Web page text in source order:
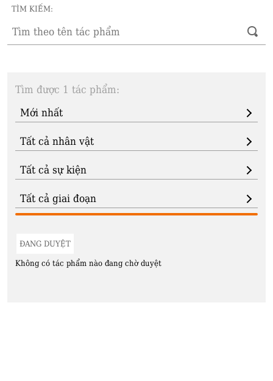
TÌM KIẾM:
Tìm được 1 tác phẩm:
ĐANG DUYỆT
Không có tác phẩm nào đang chờ duyệt